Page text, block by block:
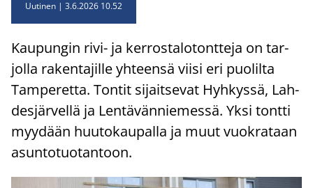
Uutinen 3.6.2026 10.52
Kau­pun­gin rivi- ja ker­ros­ta­lo­tont­te­ja on tar­
jol­la ra­ken­ta­jil­le yh­teen­sä viisi eri puo­lil­ta
Tam­pe­ret­ta. Ton­tit si­jait­se­vat Hyh­kys­sä, Lah­
des­jär­vel­lä ja Len­tä­vän­nie­mes­sä. Yksi tont­ti
myy­dään huu­to­kau­pal­la ja muut vuo­kra­taan
asun­to­tuo­tan­toon.